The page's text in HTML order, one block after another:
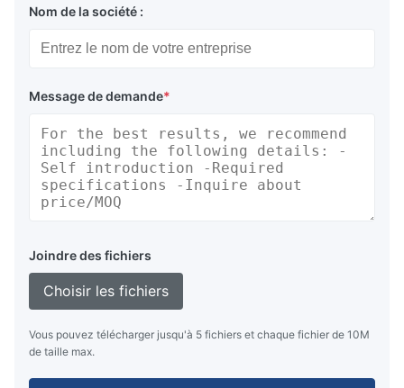
Nom de la société :
Message de demande*
Joindre des fichiers
Choisir les fichiers
Vous pouvez télécharger jusqu'à 5 fichiers et chaque fichier de 10M
de taille max.